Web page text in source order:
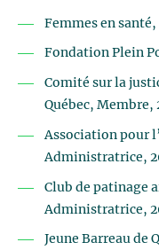
Femmes en
Fondation Plein
Comité sur la
Québec, Membre,
Association pour
Administratrice,
Club de patinage
Administratrice,
Jeune Barreau